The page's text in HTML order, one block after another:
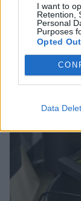
I want to
Retention,
Personal
Purposes
Opted Out
Data
Σχέδια
Απόφαση
ευρώ
08/08/2026 11:09